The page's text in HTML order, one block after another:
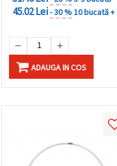
45.02 Lei- 30 %10 bucată +
ADAUGA IN COS